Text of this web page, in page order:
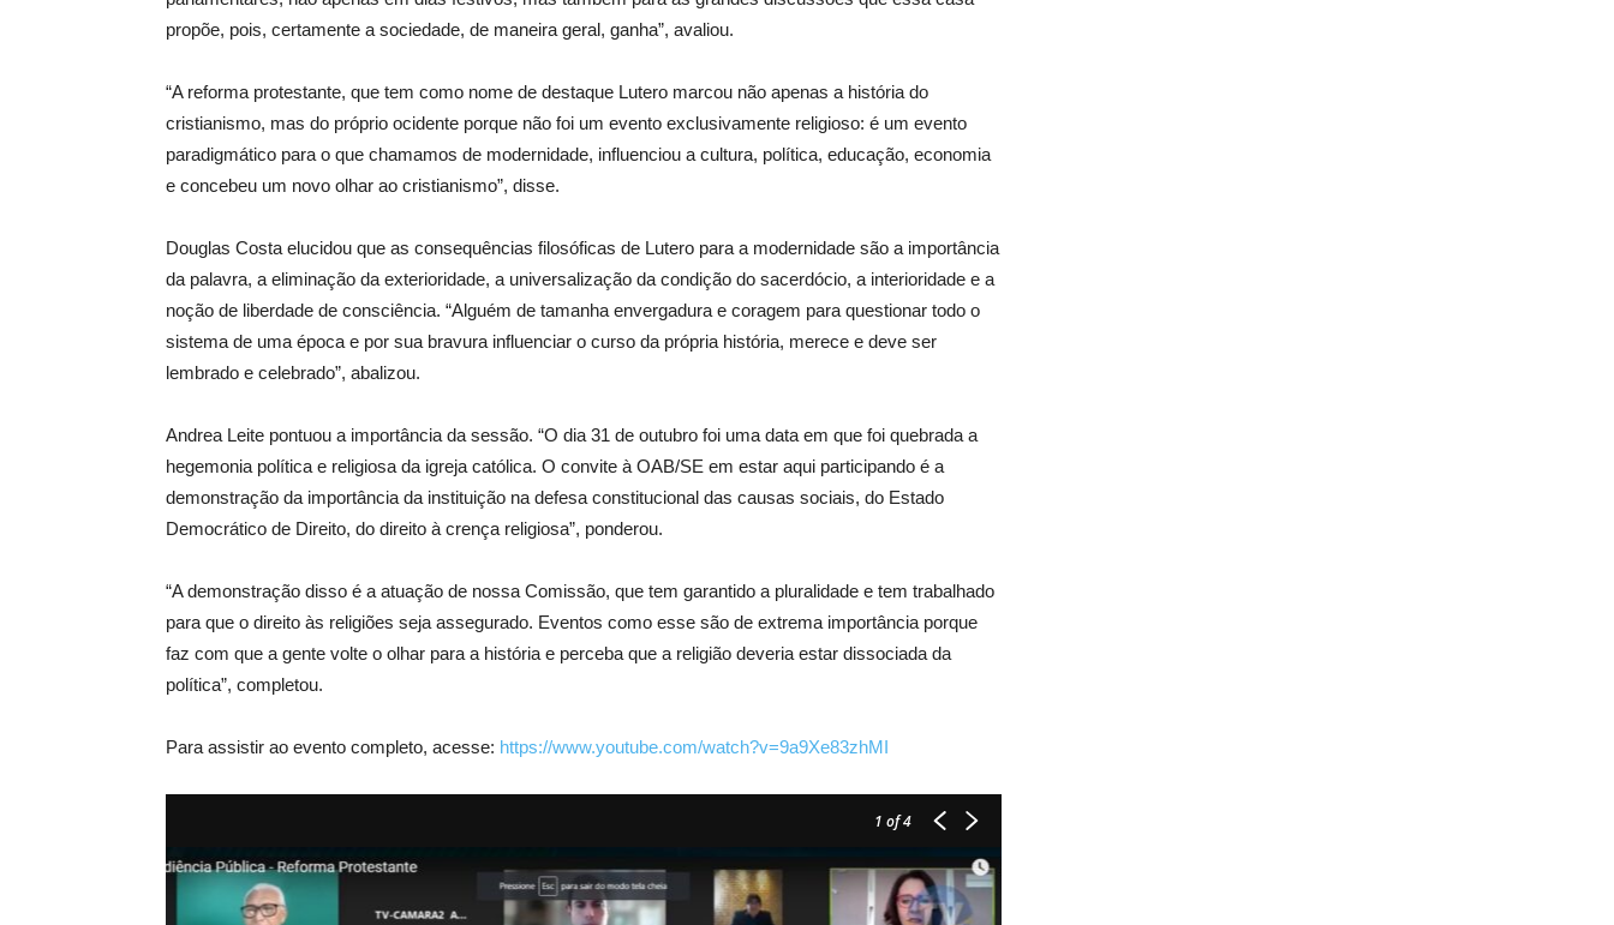
propõe, pois, certamente a sociedade, de maneira geral, ganha”, avaliou.
“A reforma protestante, que tem como nome de destaque Lutero marcou não apenas a história do
cristianismo, mas do próprio ocidente porque não foi um evento exclusivamente religioso: é um evento
paradigmático para o que chamamos de modernidade, influenciou a cultura, política, educação, economia
e concebeu um novo olhar ao cristianismo”, disse.
Douglas Costa elucidou que as consequências filosóficas de Lutero para a modernidade são a importância
da palavra, a eliminação da exterioridade, a universalização da condição do sacerdócio, a interioridade e a
noção de liberdade de consciência. “Alguém de tamanha envergadura e coragem para questionar todo o
sistema de uma época e por sua bravura influenciar o curso da própria história, merece e deve ser
lembrado e celebrado”, abalizou.
Andrea Leite pontuou a importância da sessão. “O dia 31 de outubro foi uma data em que foi quebrada a
hegemonia política e religiosa da igreja católica. O convite à OAB/SE em estar aqui participando é a
demonstração da importância da instituição na defesa constitucional das causas sociais, do Estado
Democrático de Direito, do direito à crença religiosa”, ponderou.
“A demonstração disso é a atuação de nossa Comissão, que tem garantido a pluralidade e tem trabalhado
para que o direito às religiões seja assegurado. Eventos como esse são de extrema importância porque
faz com que a gente volte o olhar para a história e perceba que a religião deveria estar dissociada da
política”, completou.
Para assistir ao evento completo, acesse: https://www.youtube.com/watch?v=9a9Xe83zhMI
1 of 4